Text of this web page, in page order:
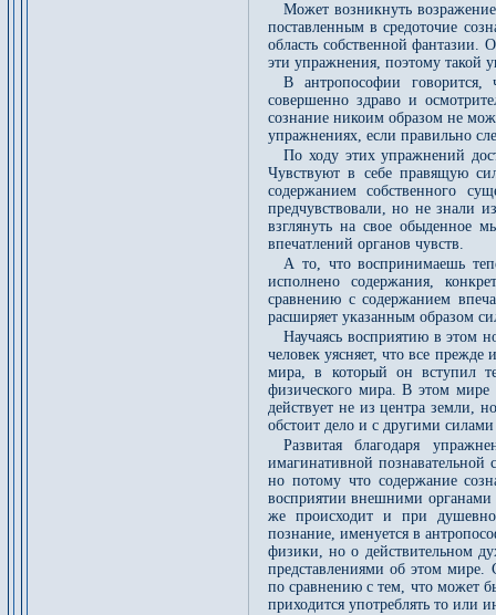
Может возникнуть
поставленным в средоточие
область собственной фантазии.
эти упражнения, поэтому такой
В антропософии говорится,
совершенно здраво и
сознание никоим образом не
упражнениях, если правильно
По ходу этих упражнений
Чувствуют в себе правящую
содержанием собственного
предчувствовали, но не знали
взглянуть на свое
впечатлений органов чувств.
А то, что воспринимаешь
исполнено содержания,
сравнению с содержанием
расширяет указанным образом
Научаясь восприятию в этом
человек уясняет, что все
мира, в который он вступил
физического мира. В этом мире
действует не из центра земли,
обстоит дело и с другими
Развитая благодаря
имагинативной
но потому что содержание
восприятии внешними органами
же происходит и при
познание, именуется в
физики, но о действительном
представлениями об этом мире.
по сравнению с тем, что может
приходится употреблять то или